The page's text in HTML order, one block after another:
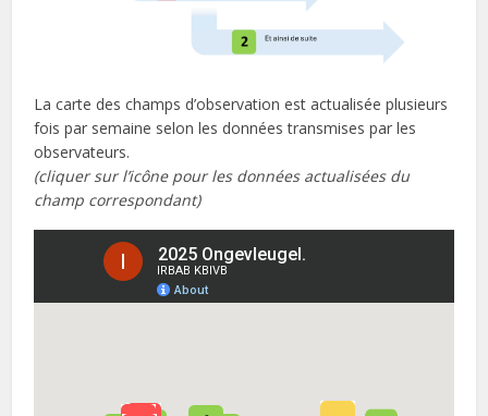
La carte des champs d’observation est actualisée plusieurs
fois par semaine selon les données transmises par les
observateurs.
(cliquer sur l’icône pour les données actualisées du
champ correspondant)